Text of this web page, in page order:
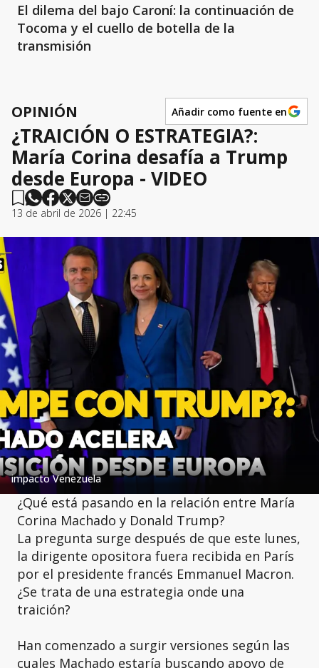
El dilema del bajo Caroní: la continuación de
Tocoma y el cuello de botella de la
transmisión
OPINIÓN Añadir como fuente en
¿TRAICIÓN O ESTRATEGIA?:
María Corina desafía a Trump
desde Europa - VIDEO
13 de abril de 2026 | 22:45
impacto Venezuela
¿Qué está pasando en la relación entre María
Corina Machado y Donald Trump?
La pregunta surge después de que este lunes,
la dirigente opositora fuera recibida en París
por el presidente francés Emmanuel Macron.
¿Se trata de una estrategia onde una
traición?
Han comenzado a surgir versiones según las
cuales Machado estaría buscando apoyo de